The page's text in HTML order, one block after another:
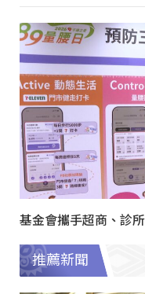
基金會攜手超商、診
推薦新聞